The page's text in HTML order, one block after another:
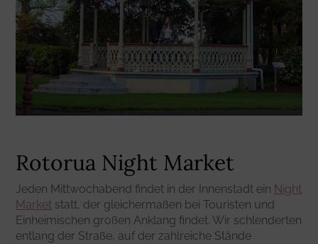
Rotorua Night Market
Jeden Mittwochabend findet in der Innenstadt ein Night
Market statt, der gleichermaßen bei Touristen und
Einheimischen großen Anklang findet. Wir schlenderten
entlang der Straße, auf der zahlreiche Stände